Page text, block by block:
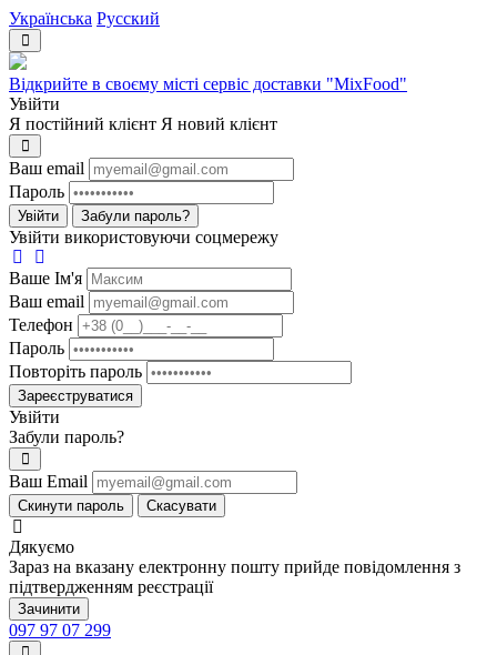
Українська Русский
Відкрийте в своєму місті сервіс доставки "MixFood"
Увійти
Я постійний клієнт Я новий клієнт
Ваш email
Пароль
Увійти Забули пароль?
Увійти використовуючи соцмережу
Ваше Iм'я
Ваш email
Телефон
Пароль
Повторіть пароль
Зареєструватися
Увійти
Забули пароль?
Ваш Email
Скинути пароль Скасувати
Дякуємо
Зараз на вказану електронну пошту прийде повідомлення з
підтвердженням реєстрації
Зачинити
097 97 07 299